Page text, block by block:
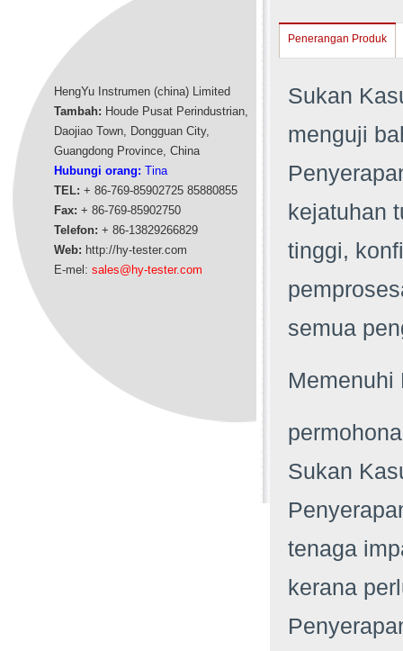
HengYu Instrumen (china) Limited
Tambah: Houde Pusat Perindustrian,
Daojiao Town, Dongguan City,
Guangdong Province, China
Hubungi orang: Tina
TEL: + 86-769-85902725 85880855
Fax: + 86-769-85902750
Telefon: + 86-13829266829
Web: http://hy-tester.com
E-mel: sales@hy-tester.com
Penerangan Produk
Sukan
menguji
kejatuhan
tinggi,
semua
Memenuhi
Sukan
tenaga
kerana